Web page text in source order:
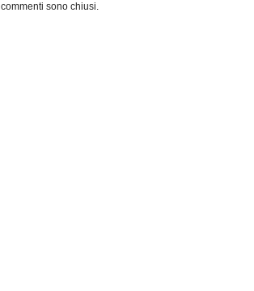
I commenti sono chiusi.